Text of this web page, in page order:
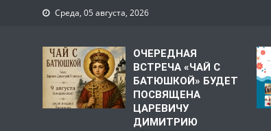
Среда, 05 августа, 2026
ОЧЕРЕДНАЯ
ВСТРЕЧА «ЧАЙ С
БАТЮШКОЙ» БУДЕТ
ПОСВЯЩЕНА
ЦАРЕВИЧУ
ДИМИТРИЮ